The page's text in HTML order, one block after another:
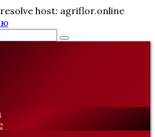
host: agriflor.online